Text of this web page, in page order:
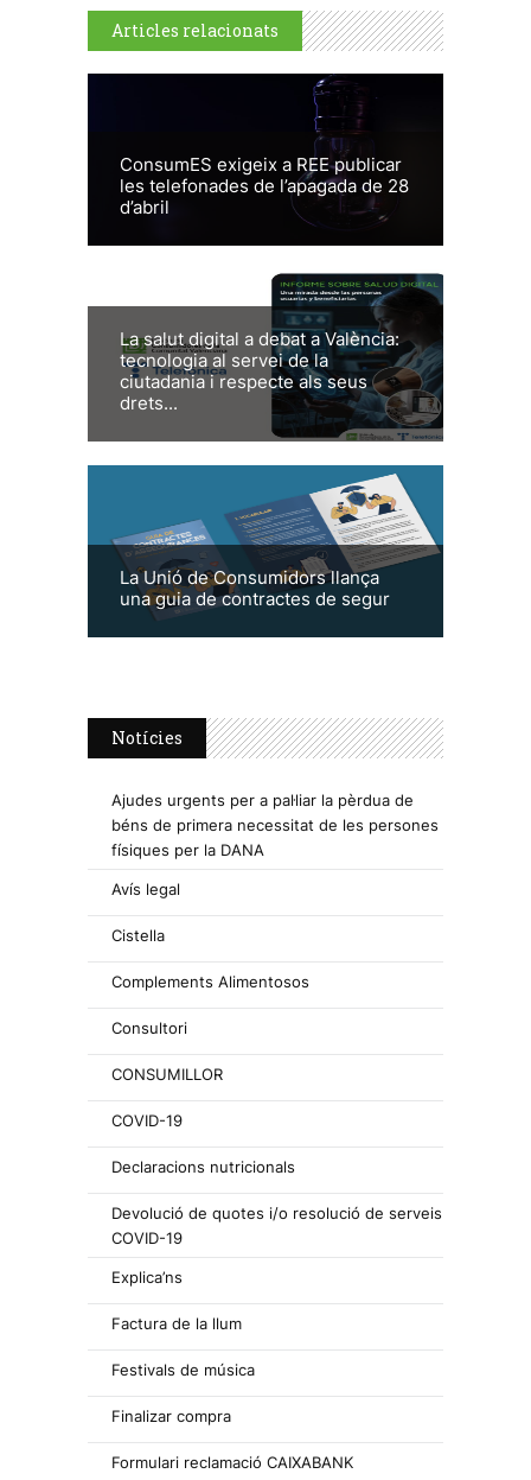
Articles relacionats
ConsumES exigeix a REE publicar
les telefonades de l’apagada de 28
d’abril
La salut digital a debat a València:
tecnologia al servei de la
ciutadania i respecte als seus
drets...
La Unió de Consumidors llança
una guia de contractes de segur
Notícies
Ajudes urgents per a pal·liar la pèrdua de
béns de primera necessitat de les persones
físiques per la DANA
Avís legal
Cistella
Complements Alimentosos
Consultori
CONSUMILLOR
COVID-19
Declaracions nutricionals
Devolució de quotes i/o resolució de serveis
COVID-19
Explica’ns
Factura de la llum
Festivals de música
Finalizar compra
Formulari reclamació CAIXABANK